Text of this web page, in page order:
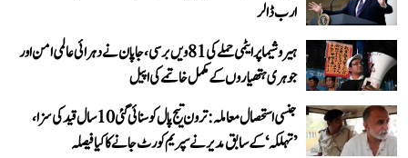
ارب ڈالر
ہیروشیما پر ایٹمی حملے کی 81ویں برسی، جاپان نے دہرائی عالمی امن اور
جوہری ہتھیاروں کے مکمل خاتمے کی اپیل
جنسی استحصال معاملہ: ترون تیج پال کو سنائی گئی 10 سال قید کی سزا،
’تہلکہ‘ کے سابق مدیر نے سپریم کورٹ جانے کا کیا فیصلہ